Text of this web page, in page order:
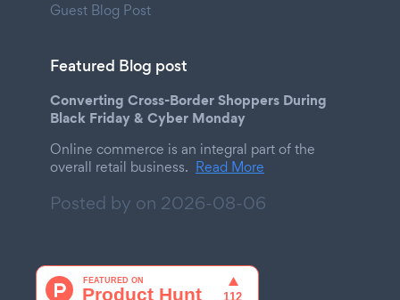
Guest Blog Post
Featured Blog post
Converting Cross-Border Shoppers During
Black Friday & Cyber Monday
Online commerce is an integral part of the
overall retail business. Read More
Posted by on 2026-08-06